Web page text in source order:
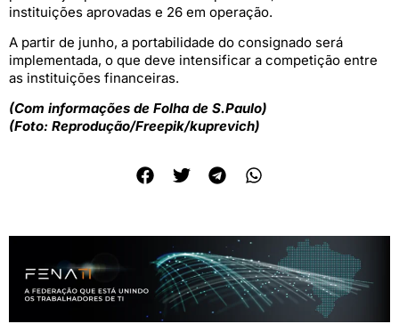
instituições aprovadas e 26 em operação.
A partir de junho, a portabilidade do consignado será
implementada, o que deve intensificar a competição entre
as instituições financeiras.
(Com informações de Folha de S.Paulo)
(Foto: Reprodução/Freepik/kuprevich)